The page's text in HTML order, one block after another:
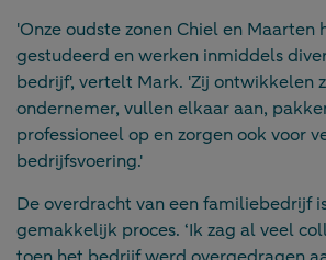
'Onze oudste zonen Chiel en Maarten
gestudeerd en werken inmiddels
bedrijf', vertelt Mark. 'Zij ontwikkelen
ondernemer, vullen elkaar aan,
professioneel op en zorgen ook voor
bedrijfsvoering.'
De overdracht van een familiebedrijf
gemakkelijk proces. ‘Ik zag al veel